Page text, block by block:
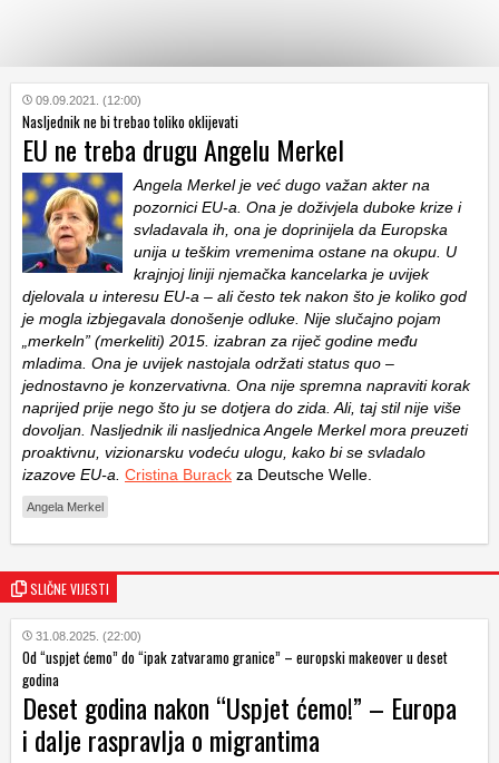
KATEGORIJE
HRVATSKI
WEB
09.09.2021. (12:00)
Nasljednik ne bi trebao toliko oklijevati
EU ne treba drugu Angelu Merkel
Angela Merkel je već dugo važan akter na
pozornici EU-a. Ona je doživjela duboke krize i
svladavala ih, ona je doprinijela da Europska
unija u teškim vremenima ostane na okupu. U
krajnjoj liniji njemačka kancelarka je uvijek
djelovala u interesu EU-a – ali često tek nakon što je koliko god
je mogla izbjegavala donošenje odluke. Nije slučajno pojam
„merkeln” (merkeliti) 2015. izabran za riječ godine među
mladima. Ona je uvijek nastojala održati status quo –
jednostavno je konzervativna. Ona nije spremna napraviti korak
naprijed prije nego što ju se dotjera do zida. Ali, taj stil nije više
dovoljan. Nasljednik ili nasljednica Angele Merkel mora preuzeti
proaktivnu, vizionarsku vodeću ulogu, kako bi se svladalo
izazove EU-a. Cristina Burack za Deutsche Welle.
Angela Merkel
SLIČNE VIJESTI
31.08.2025. (22:00)
Od “uspjet ćemo” do “ipak zatvaramo granice” – europski makeover u deset
godina
Deset godina nakon “Uspjet ćemo!” – Europa
i dalje raspravlja o migrantima